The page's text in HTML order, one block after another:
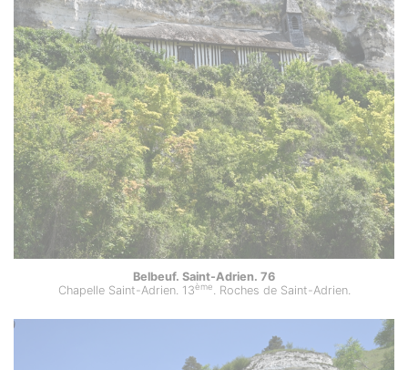
Belbeuf. Saint-Adrien. 76
Chapelle Saint-Adrien. 13ème . Roches de Saint-Adrien.